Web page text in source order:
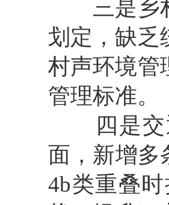
三是乡
划定，缺乏
村声环境管
管理标准。
四是
面，新增多
4b类重叠